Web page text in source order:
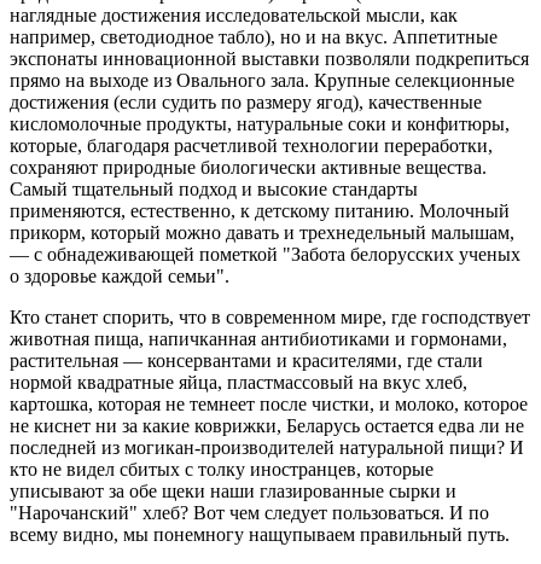
наглядные достижения исследовательской мысли, как
например, светодиодное табло), но и на вкус. Аппетитные
экспонаты инновационной выставки позволяли подкрепиться
прямо на выходе из Овального зала. Крупные селекционные
достижения (если судить по размеру ягод), качественные
кисломолочные продукты, натуральные соки и конфитюры,
которые, благодаря расчетливой технологии переработки,
сохраняют природные биологически активные вещества.
Самый тщательный подход и высокие стандарты
применяются, естественно, к детскому питанию. Молочный
прикорм, который можно давать и трехнедельный малышам,
— с обнадеживающей пометкой "Забота белорусских ученых
о здоровье каждой семьи".
Кто станет спорить, что в современном мире, где господствует
животная пища, напичканная антибиотиками и гормонами,
растительная — консервантами и красителями, где стали
нормой квадратные яйца, пластмассовый на вкус хлеб,
картошка, которая не темнеет после чистки, и молоко, которое
не киснет ни за какие коврижки, Беларусь остается едва ли не
последней из могикан-производителей натуральной пищи? И
кто не видел сбитых с толку иностранцев, которые
уписывают за обе щеки наши глазированные сырки и
"Нарочанский" хлеб? Вот чем следует пользоваться. И по
всему видно, мы понемногу нащупываем правильный путь.